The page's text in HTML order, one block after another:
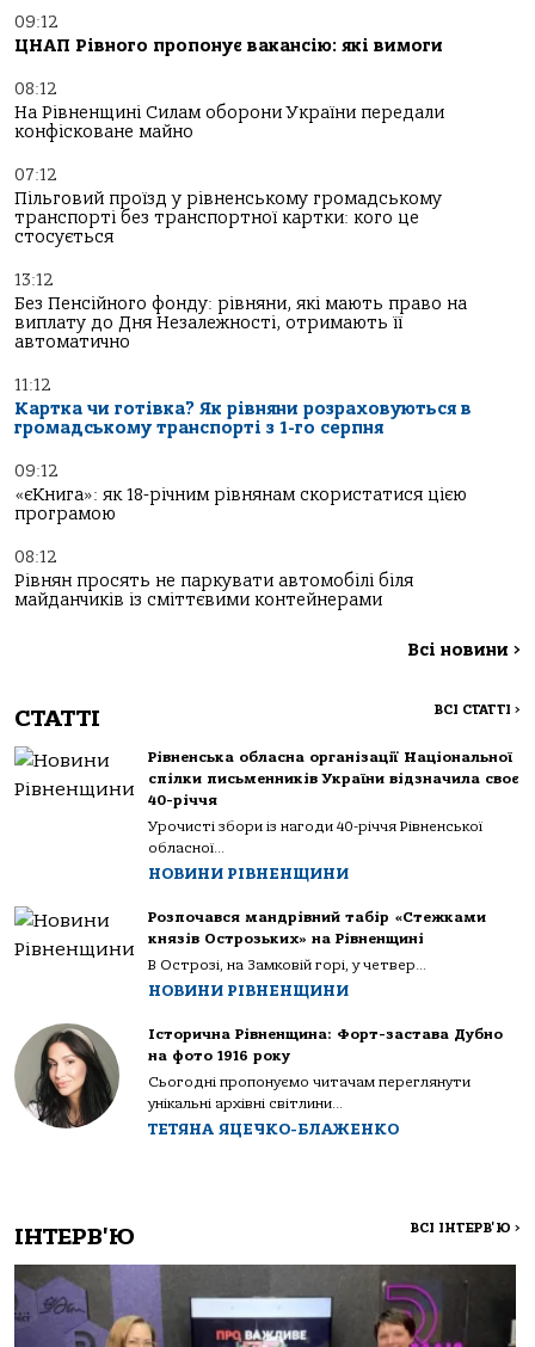
09:12
ЦНАП Рівного пропонує вакансію: які вимоги
08:12
На Рівненщині Силам оборони України передали
конфісковане майно
07:12
Пільговий проїзд у рівненському громадському
транспорті без транспортної картки: кого це
стосується
13:12
Без Пенсійного фонду: рівняни, які мають право на
виплату до Дня Незалежності, отримають її
автоматично
11:12
Картка чи готівка? Як рівняни розраховуються в
громадському транспорті з 1-го серпня
09:12
«єКнига»: як 18-річним рівнянам скористатися цією
програмою
08:12
Рівнян просять не паркувати автомобілі біля
майданчиків із сміттєвими контейнерами
Всі новини >
СТАТТІ ВСІ СТАТТІ >
Рівненська обласна організації Національної
спілки письменників України відзначила своє
40-річчя
Урочисті збори із нагоди 40-річчя Рівненської
обласної...
НОВИНИ РІВНЕНЩИНИ
Розпочався мандрівний табір «Стежками
князів Острозьких» на Рівненщині
В Острозі, на Замковій горі, у четвер...
НОВИНИ РІВНЕНЩИНИ
Історична Рівненщина: Форт-застава Дубно
на фото 1916 року
Сьогодні пропонуємо читачам переглянути
унікальні архівні світлини...
ТЕТЯНА ЯЦЕЧКО-БЛАЖЕНКО
ІНТЕРВ'Ю ВСІ ІНТЕРВ'Ю >